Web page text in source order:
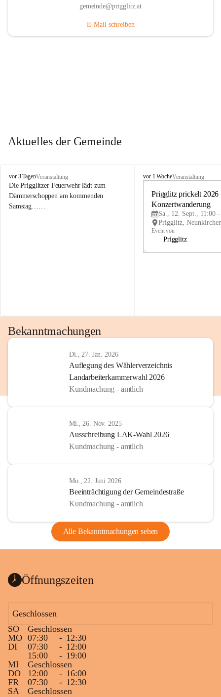
gemeinde@prigglitz.at
E-Mail schreiben
Aktuelles der Gemeinde
P
r
i
g
vor 3 TagenVeranstaltung
Die Prigglitzer Feuerwehr lädt zum
Dämmerschoppen am kommenden
Samstag……
P
vor 1 WocheVeranstaltung
Prigglitz prickelt 2026
Konzertwanderung
Sa., 12. Sept., 11:00
Event von
Prigglitz
Bekanntmachungen
Di., 27. Jan. 2026
Auflegung des Wählerverzeichnis
Landarbeiterkammerwahl 2026
Kundmachung - amtlich
Mi., 26. Nov. 2025
Ausschreibung LAK-Wahl 2026
Kundmachung - amtlich
Mo., 22. Juni 2026
Beeinträchtigung der Gemeindestraße
Kundmachung - amtlich
Alle Bekanntmachungen sehen
Öffnungszeiten
Geschlossen
SO
Geschlossen
MO 07:30 - 12:30
DI
07:30 - 12:00
15:00
- 19:00
MI
Geschlossen
DO
12:00 - 16:00
FR
07:30 - 12:30
SA
Geschlossen